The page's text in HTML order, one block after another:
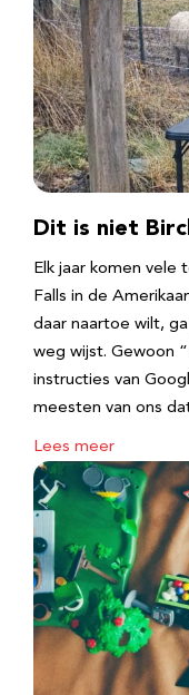
Dit is niet
Elk jaar komen vele
Falls in de
daar naartoe wilt,
weg wijst. Gewoon
instructies van
meesten van ons
Lees meer